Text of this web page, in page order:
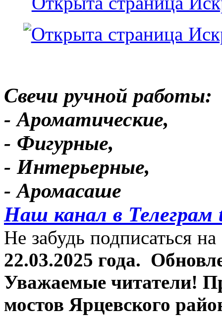
Свечи ручной работы:
- Ароматические,
- Фигурные,
- Интерьерные,
- Аромасаше
Наш канал в Телеграм
Не забудь подписаться
22.03.2025 года.
Уважаемые читатели!
мостов Ярцевского